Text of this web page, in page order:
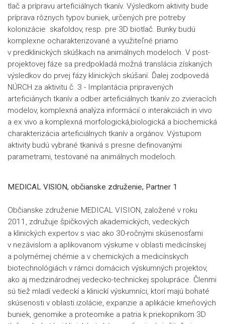
tlač a prípravu arteficiálnych tkanív. Výsledkom aktivity bude
príprava rôznych typov buniek, určených pre potreby
kolonizácie skafoldov, resp. pre 3D biotlač. Bunky budú
komplexne ocharakterizované a využiteľné priamo
v predklinických skúškach na animálnych modeloch. V post-
projektovej fáze sa predpokladá možná translácia získaných
výsledkov do prvej fázy klinických skúšaní. Ďalej zodpovedá
NÚRCH za aktivitu č. 3 - Implantácia pripravených
arteficiánych tkanív a odber arteficiálnych tkanív zo zvieracích
modelov, komplexná analýza informácií o interakciách in vivo
a ex vivo a komplexná morfologická,biologická a biochemická
charakterizácia arteficiálnych tkanív a orgánov. Výstupom
aktivity budú vybrané tkanivá s presne definovanými
parametrami, testované na animálnych modeloch.
MEDICAL VISION, občianske združenie, Partner 1
Občianske združenie MEDICAL VISION, založené v roku
2011, združuje špičkových akademických, vedeckých
a klinických expertov s viac ako 30-ročnými skúsenosťami
v nezávislom a aplikovanom výskume v oblasti medicínskej
a polymérnej chémie a v chemických a medicínskych
biotechnológiách v rámci domácich výskumných projektov,
ako aj medzinárodnej vedecko-technickej spolupráce. Členmi
sú tiež mladí vedeckí a klinickí výskumníci, ktorí majú bohaté
skúsenosti v oblasti izolácie, expanzie a aplikácie kmeňových
buniek, genomike a proteomike a patria k priekopníkom 3D